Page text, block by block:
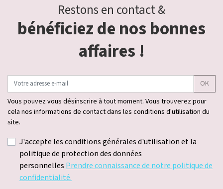
Restons en contact &
bénéficiez de nos bonnes
affaires !
OK
Vous pouvez vous désinscrire à tout moment. Vous trouverez pour
cela nos informations de contact dans les conditions d'utilisation du
site.
J'accepte les conditions générales d'utilisation et la
politique de protection des données
personnelles Prendre connaissance de notre politique de
confidentialité.